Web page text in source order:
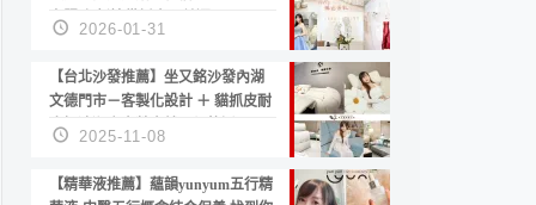
套服務 新娘備婚省心首選！
2026-01-31
【台北沙發推薦】坐又銘沙發內湖
文德門市－客製化設計 ＋ 貓抓皮耐
磨好清潔｜直營直銷、價格透明
高CP值打造夢想居家風格
2025-11-08
【精華液推薦】蘊韻yunyum五行精